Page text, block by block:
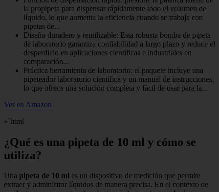
la propipeta para dispensar rápidamente todo el volumen de
líquido, lo que aumenta la eficiencia cuando se trabaja con
pipetas de...
Diseño duradero y reutilizable: Esta robusta bomba de pipeta
de laboratorio garantiza confiabilidad a largo plazo y reduce el
desperdicio en aplicaciones científicas e industriales en
comparación...
Práctica herramienta de laboratorio: el paquete incluye una
pipeteador laboratorio científica y un manual de instrucciones,
lo que ofrece una solución completa y fácil de usar para la...
Ver en Amazon
«`html
¿Qué es una pipeta de 10 ml y cómo se
utiliza?
Una pipeta de 10 ml es un dispositivo de medición que permite
extraer y administrar líquidos de manera precisa. En el contexto de